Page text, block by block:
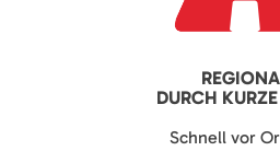
DURCH
Schnell vor